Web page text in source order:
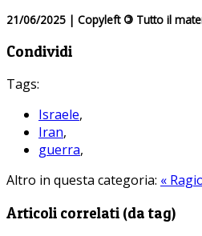
21/06/2025 | Copyleft © Tutto il
Condividi
Tags:
Israele,
Iran,
guerra,
Altro in questa categoria: «
Articoli correlati (da tag)